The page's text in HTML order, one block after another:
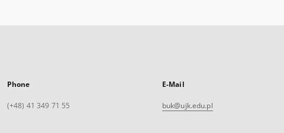
Phone
(+48) 41 349 71 55
E-Mail
buk@ujk.edu.pl